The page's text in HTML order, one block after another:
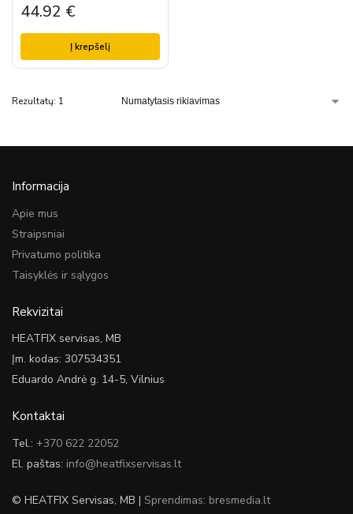
44.92 €
Į krepšelį
Rezultatų: 1
Informacija
Apie mus
Straipsniai
Privatumo politika
Taisyklės ir sąlygos
Rekvizitai
HEATFIX servisas, MB
Įm. kodas: 307534351
Eduardo Andrė g. 14-5, Vilnius
Kontaktai
Tel.: +370 622 22052
El. paštas: info@heatfixservisas.lt
© HEATFIX Servisas, MB | Sprendimas: bresmedia.lt